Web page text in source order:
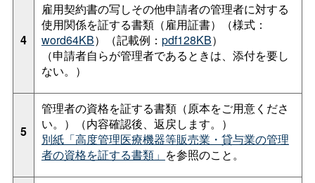
4
雇用契約書の写しその他申請者の管理者に対する
使用関係を証する書類（雇用証書）（様式：
word64KB）（記載例： pdf128KB）
（申請者自らが管理者であるときは、添付を要し
ない。）
5
管理者の資格を証する書類（原本をご用意くださ
い。）（内容確認後、返戻します。）
別紙「高度管理医療機器等販売業・貸与業の管理
者の資格を証する書類」 を参照のこと。